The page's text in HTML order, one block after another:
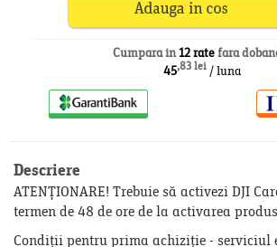
Cumpara in12 ratefara
45,83 lei/ luna
Descriere
ATENȚIONARE! Trebuie să activezi DJI
termen de 48 de ore de la activarea
Condiții pentru prima achiziție - serviciul